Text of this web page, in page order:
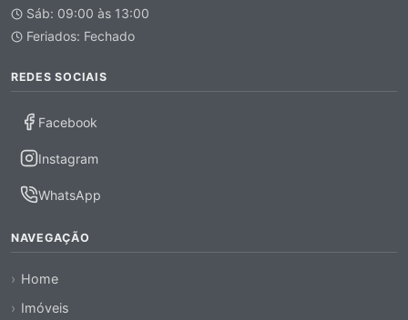
Sáb: 09:00 às 13:00
Feriados: Fechado
REDES SOCIAIS
Facebook
Instagram
WhatsApp
NAVEGAÇÃO
Home
Imóveis